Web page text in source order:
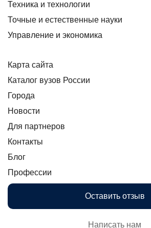
Техника и технологии
Точные и естественные науки
Управление и экономика
Карта сайта
Каталог вузов России
Города
Новости
Для партнеров
Контакты
Блог
Профессии
Оставить отзыв
Написать нам